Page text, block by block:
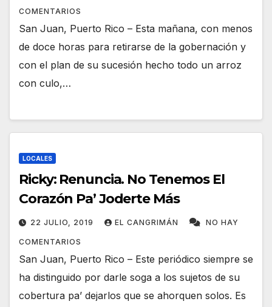
COMENTARIOS
San Juan, Puerto Rico – Esta mañana, con menos
de doce horas para retirarse de la gobernación y
con el plan de su sucesión hecho todo un arroz
con culo,…
LOCALES
Ricky: Renuncia. No Tenemos El
Corazón Pa’ Joderte Más
22 JULIO, 2019 EL CANGRIMÁN NO HAY
COMENTARIOS
San Juan, Puerto Rico – Este periódico siempre se
ha distinguido por darle soga a los sujetos de su
cobertura pa’ dejarlos que se ahorquen solos. Es